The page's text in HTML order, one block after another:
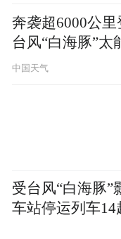
奔袭超6000公里
台风“白海豚”太
中国天气
受台风“白海豚”
车站停运列车14